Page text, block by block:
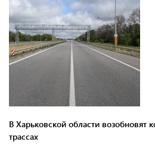
В Харьковской области возобновят
трассах